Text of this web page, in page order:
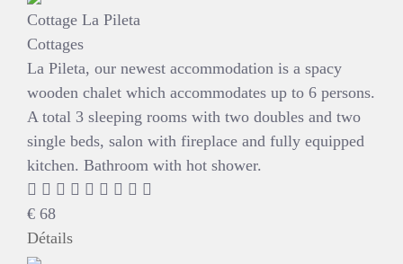
Cottage La Pileta
Cottages
La Pileta, our newest accommodation is a spacy
wooden chalet which accommodates up to 6 persons.
A total 3 sleeping rooms with two doubles and two
single beds, salon with fireplace and fully equipped
kitchen. Bathroom with hot shower.
€ 68
Détails